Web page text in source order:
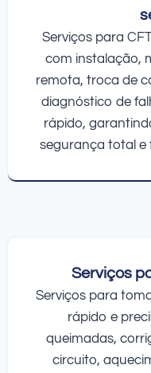
Serviços para
com instalação,
remota, troca de
diagnóstico de
rápido,
segurança total e
Serviços
Serviços para
rápido e
queimadas,
circuito,